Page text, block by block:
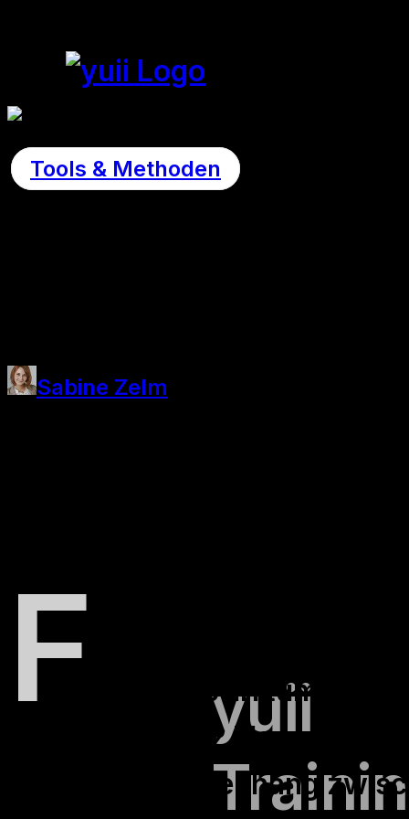
yuii
Tools & Methoden
Sabine Zelm
F
atale Job-Irrtümer I:
Menschen ganz klar zu sein,
Kausalzusammenhang